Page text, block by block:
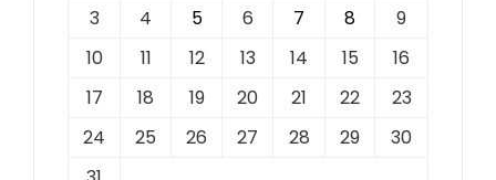
3
4 5 6 7 8
9
10
11 12 13 14 15
16
17
18 19 20 21 22
23
24
25 26 27 28 29
30